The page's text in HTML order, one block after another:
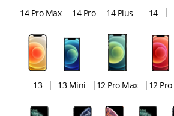
14 Pro Max 14 Pro 14 Plus 14
13 13 Mini 12 Pro Max 12 Pro